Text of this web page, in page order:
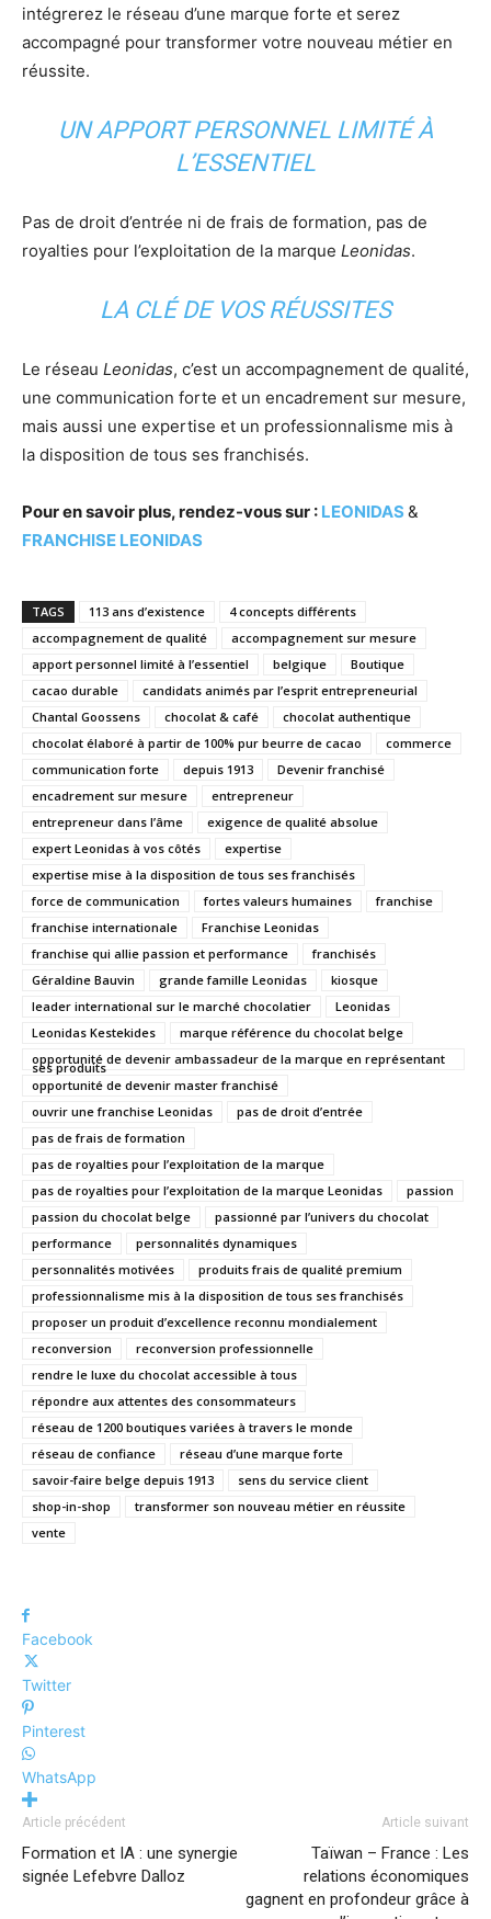
intégrerez le réseau d’une marque forte et serez
accompagné pour transformer votre nouveau métier en
réussite.
UN APPORT PERSONNEL LIMITÉ À
L’ESSENTIEL
Pas de droit d’entrée ni de frais de formation, pas de
royalties pour l’exploitation de la marque Leonidas.
LA CLÉ DE VOS RÉUSSITES
Le réseau Leonidas, c’est un accompagnement de qualité,
une communication forte et un encadrement sur mesure,
mais aussi une expertise et un professionnalisme mis à
la disposition de tous ses franchisés.
Pour en savoir plus, rendez-vous sur : LEONIDAS &
FRANCHISE LEONIDAS
TAGS 113 ans d’existence
4 concepts différents
accompagnement de qualité
accompagnement sur mesure
apport personnel limité à l’essentiel
belgique
Boutique
cacao durable
candidats animés par l’esprit entrepreneurial
Chantal Goossens
chocolat & café
chocolat authentique
chocolat élaboré à partir de 100% pur beurre de cacao
commerce
communication forte
depuis 1913
Devenir franchisé
encadrement sur mesure
entrepreneur
entrepreneur dans l’âme
exigence de qualité absolue
expert Leonidas à vos côtés
expertise
expertise mise à la disposition de tous ses franchisés
force de communication
fortes valeurs humaines
franchise
franchise internationale
Franchise Leonidas
franchise qui allie passion et performance
franchisés
Géraldine Bauvin
grande famille Leonidas
kiosque
leader international sur le marché chocolatier
Leonidas
Leonidas Kestekides
marque référence du chocolat belge
opportunité de devenir ambassadeur de la marque en représentant
ses produits
opportunité de devenir master franchisé
ouvrir une franchise Leonidas
pas de droit d’entrée
pas de frais de formation
pas de royalties pour l’exploitation de la marque
pas de royalties pour l’exploitation de la marque Leonidas
passion
passion du chocolat belge
passionné par l’univers du chocolat
performance
personnalités dynamiques
personnalités motivées
produits frais de qualité premium
professionnalisme mis à la disposition de tous ses franchisés
proposer un produit d’excellence reconnu mondialement
reconversion
reconversion professionnelle
rendre le luxe du chocolat accessible à tous
répondre aux attentes des consommateurs
réseau de 1200 boutiques variées à travers le monde
réseau de confiance
réseau d’une marque forte
savoir-faire belge depuis 1913
sens du service client
shop-in-shop
transformer son nouveau métier en réussite
vente
Facebook
Twitter
Pinterest
WhatsApp
Article précédent
Formation et IA : une synergie
signée Lefebvre Dalloz
Article suivant
Taïwan – France : Les
relations économiques
gagnent en profondeur grâce à